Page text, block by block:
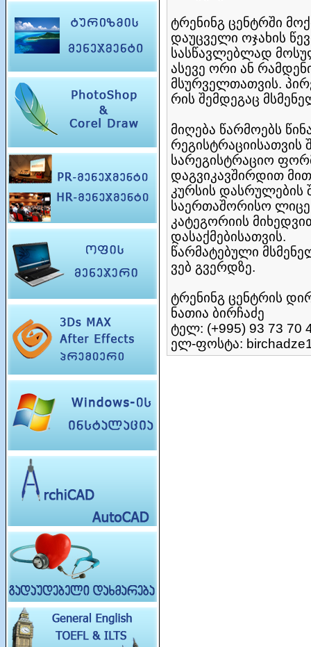
ტრენინგ ცენტრში
დაუცველი ოჯახის
სასწავლებლად
ასევე ორი ან
მსურველთათვის.
რის შემდეგაც
მიღება წარმოებს
რეგისტრაციისათვის
სარეგისტრაციო
დაგვიკავშირდით
კურსის დასრულების
საერთაშორისო
კატეგორიის
დასაქმებისათვის.
წარმატებული
ვებ გვერდზე.
ტრენინგ ცენტრის
ნათია ბირჩაძე
ტელ: (+995) 93 73 70
ელ-ფოსტა: